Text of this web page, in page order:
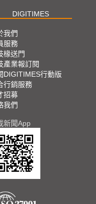
DIGITIMES
我們
服務
椽送門
產業報訂閱
DIGITIMES行動版
行銷服務
招募
我們
新聞App